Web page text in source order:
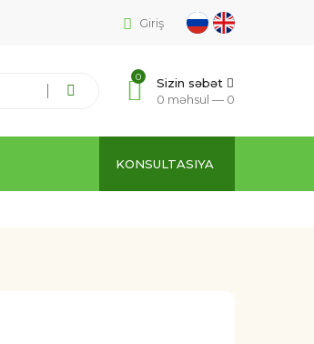
Giriş
0
Sizin səbət
0 məhsul — 0
KONSULTASIYA